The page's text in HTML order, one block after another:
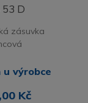
53 D
zásuvka
u výrobce
Kč